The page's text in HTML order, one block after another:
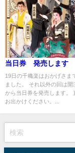
当日券 発売します
19日の千穐楽はおかげさま
ました。 それ以外の回は開
から当日券を発売します。
お出かけください。...